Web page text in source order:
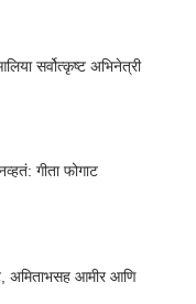
सर्वोत्कृष्ट अभिनेत्री
गीता फोगाट
अमिताभसह आमीर आणि